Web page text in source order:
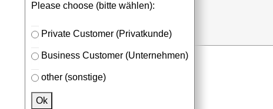
Please choose (bitte wählen):
Private Customer (Privatkunde)
Business Customer (Unternehmen)
other (sonstige)
Ok
⮮
Stk. in Anfrageliste
Passendes Zubehör
Aluprofile